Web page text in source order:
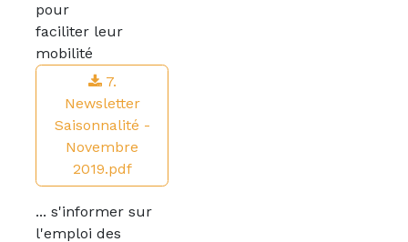
pour
faciliter leur
mobilité
7.
Newsletter
Saisonnalité -
Novembre
2019.pdf
... s'informer sur
l'emploi des